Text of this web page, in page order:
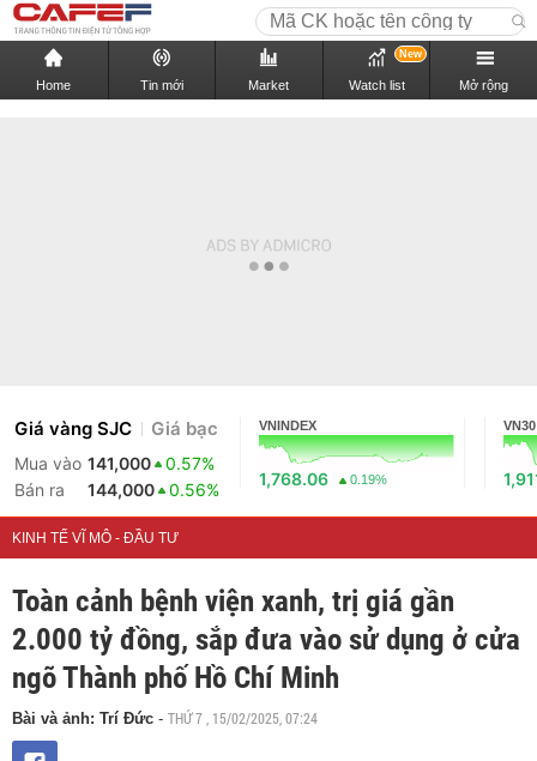
Home Tin mới Market Watch list
New
Mở rộng
Giá vàng SJC Giá bạc
Mua vào 141,000
0.57%
Bán ra
144,000 0.56%
VNINDEX
1,768.06 0.19%
VN30
KINH TẾ VĨ MÔ - ĐẦU TƯ
Toàn cảnh bệnh viện xanh, trị giá gần
2.000 tỷ đồng, sắp đưa vào sử dụng ở cửa
ngõ Thành phố Hồ Chí Minh
Bài và ảnh: Trí Đức - THỨ 7 , 15/02/2025, 07:24